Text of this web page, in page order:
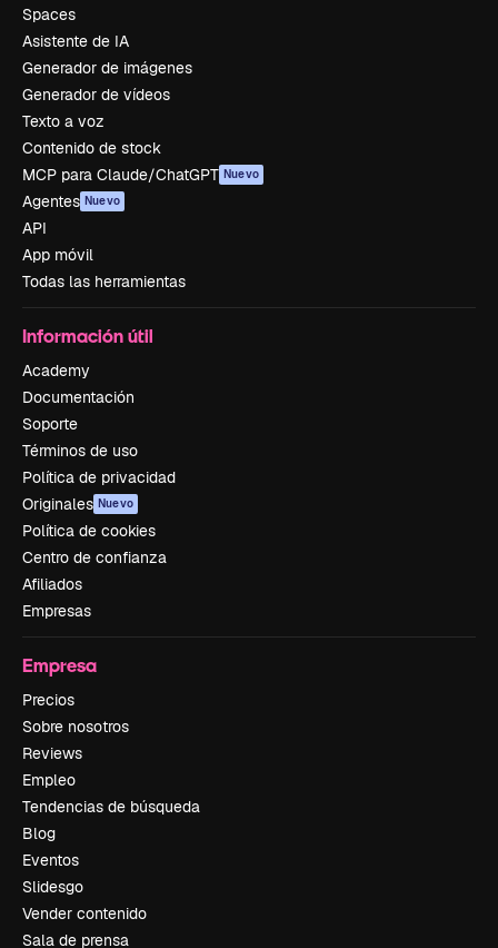
Spaces
Asistente de IA
Generador de imágenes
Generador de vídeos
Texto a voz
Contenido de stock
MCP para Claude/ChatGPT Nuevo
Agentes Nuevo
API
App móvil
Todas las herramientas
Información útil
Academy
Documentación
Soporte
Términos de uso
Política de privacidad
Originales Nuevo
Política de cookies
Centro de confianza
Afiliados
Empresas
Empresa
Precios
Sobre nosotros
Reviews
Empleo
Tendencias de búsqueda
Blog
Eventos
Slidesgo
Vender contenido
Sala de prensa